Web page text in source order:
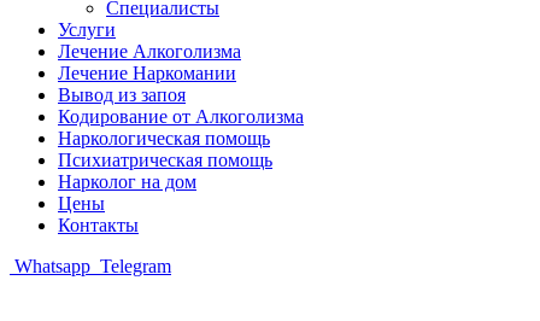
Специалисты
Услуги
Лечение Алкоголизма
Лечение Наркомании
Вывод из запоя
Кодирование от Алкоголизма
Наркологическая помощь
Психиатрическая помощь
Нарколог на дом
Цены
Контакты
Whatsapp Telegram